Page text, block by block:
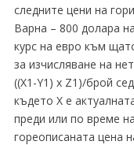
следните цени на
Варна – 800 долара
курс на евро към
за изчисляване на
((X1-Y1) x Z1)/брой
където X е
преди или по време
гореописаната цена